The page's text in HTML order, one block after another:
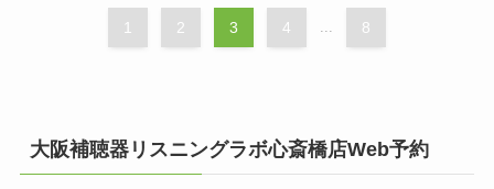
1 2 3 4 ... 8
大阪補聴器リスニングラボ心斎橋店Web予約